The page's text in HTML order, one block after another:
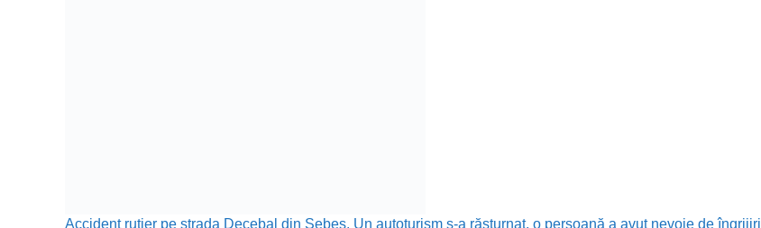
Accident rutier pe strada Decebal din Sebeș. Un autoturism s-a răsturnat, o persoană a avut nevoie de îngrijiri